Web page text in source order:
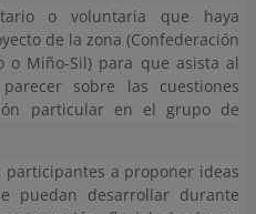
o voluntaria que haya
de la zona (Confederación
o Miño-Sil) para que asista al
sobre las cuestiones
particular en el grupo de
participantes a proponer ideas
puedan desarrollar durante